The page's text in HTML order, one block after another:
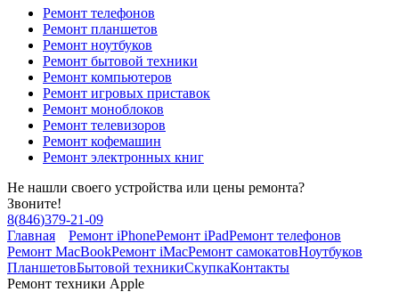
Ремонт телефонов
Ремонт планшетов
Ремонт ноутбуков
Ремонт бытовой техники
Ремонт компьютеров
Ремонт игровых приставок
Ремонт моноблоков
Ремонт телевизоров
Ремонт кофемашин
Ремонт электронных книг
Не нашли своего устройства или цены ремонта?
Звоните!
8(846)379-21-09
Главная
Ремонт iPhoneРемонт iPadРемонт телефонов
Ремонт MacBookРемонт iMacРемонт самокатовНоутбуков
ПланшетовБытовой техникиСкупкаКонтакты
Ремонт техники Apple